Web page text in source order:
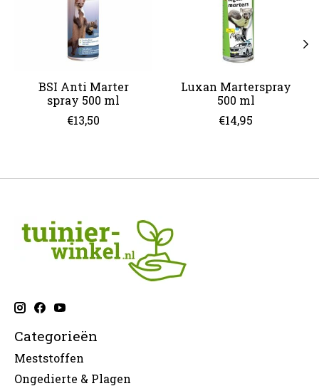
BSI Anti Marter
spray 500 ml
€13,50
Luxan Marterspray
500 ml
€14,95
Categorieën
Meststoffen
Ongedierte & Plagen